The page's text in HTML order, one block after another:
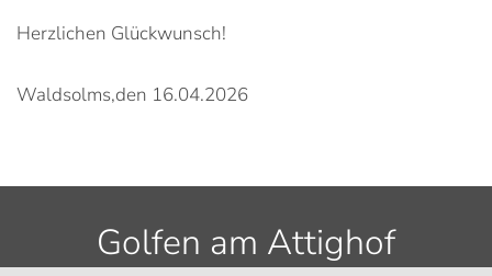
Herzlichen Glückwunsch!
Waldsolms,den 16.04.2026
Golfen am Attighof